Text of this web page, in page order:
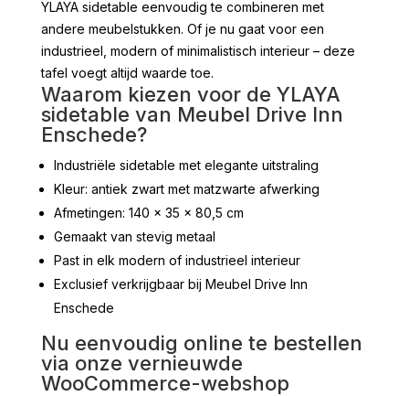
YLAYA sidetable eenvoudig te combineren met
andere meubelstukken. Of je nu gaat voor een
industrieel, modern of minimalistisch interieur – deze
tafel voegt altijd waarde toe.
Waarom kiezen voor de YLAYA
sidetable van Meubel Drive Inn
Enschede?
Industriële sidetable met elegante uitstraling
Kleur: antiek zwart met matzwarte afwerking
Afmetingen: 140 x 35 x 80,5 cm
Gemaakt van stevig metaal
Past in elk modern of industrieel interieur
Exclusief verkrijgbaar bij Meubel Drive Inn
Enschede
Nu eenvoudig online te bestellen
via onze vernieuwde
WooCommerce-webshop